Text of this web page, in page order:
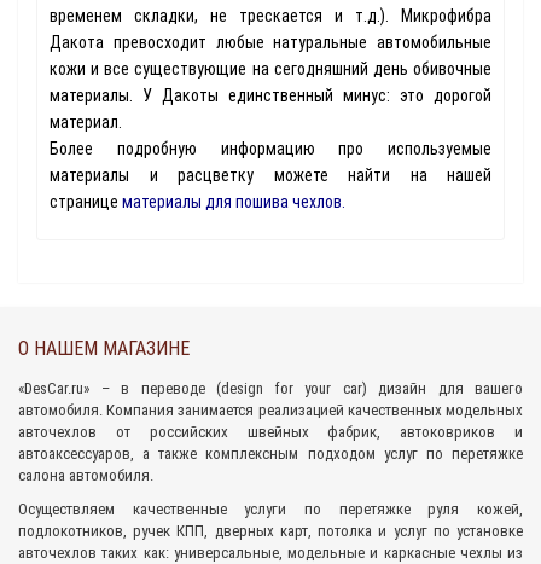
временем складки, не трескается и т.д.). Микрофибра
Дакота превосходит любые натуральные автомобильные
кожи и все существующие на сегодняшний день обивочные
материалы. У Дакоты единственный минус: это дорогой
материал.
Более подробную информацию про используемые
материалы и расцветку можете найти на нашей
странице материалы для пошива чехлов
О НАШЕМ МАГАЗИНЕ
«DesCar.ru» – в переводе (design for your car) дизайн для вашего
автомобиля. Компания занимается реализацией качественных модельных
авточехлов от российских швейных фабрик, автоковриков и
автоаксессуаров, а также комплексным подходом услуг по перетяжке
салона автомобиля.
Осуществляем качественные услуги по перетяжке руля кожей,
подлокотников, ручек КПП, дверных карт, потолка и услуг по установке
авточехлов таких как: универсальные, модельные и каркасные чехлы из